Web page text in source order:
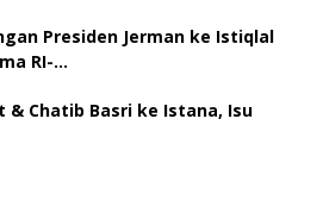
Presiden Jerman ke Istiqlal
RI-…
& Chatib Basri ke Istana, Isu